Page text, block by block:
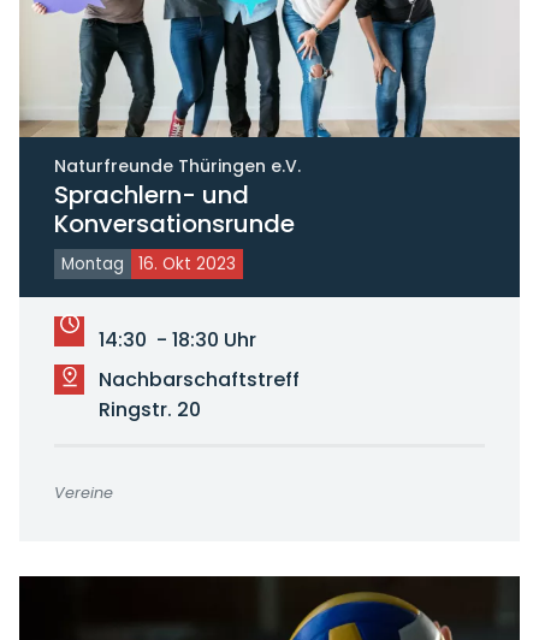
Naturfreunde Thüringen e.V.
Sprachlern- und
Konversationsrunde
Montag 16. Okt 2023
14:30 - 18:30 Uhr
Nachbarschaftstreff
Ringstr. 20
Vereine